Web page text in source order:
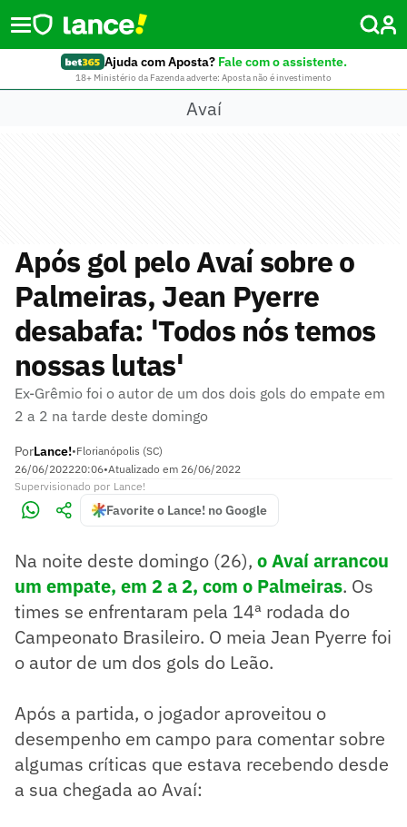
Ajuda com Aposta? Fale com o assistente.
18+ Ministério da Fazenda adverte: Aposta não é investimento
Avaí
Após gol pelo Avaí sobre o
Palmeiras, Jean Pyerre
desabafa: 'Todos nós temos
nossas lutas'
Ex-Grêmio foi o autor de um dos dois gols do empate em
2 a 2 na tarde deste domingo
PorLance!•Florianópolis (SC)
26/06/202220:06•Atualizado em 26/06/2022
Supervisionado por Lance!
Favorite o Lance! no Google
Na noite deste domingo (26), o Avaí arrancou
um empate, em 2 a 2, com o Palmeiras. Os
times se enfrentaram pela 14ª rodada do
Campeonato Brasileiro. O meia Jean Pyerre foi
o autor de um dos gols do Leão.
Após a partida, o jogador aproveitou o
desempenho em campo para comentar sobre
algumas críticas que estava recebendo desde
a sua chegada ao Avaí: